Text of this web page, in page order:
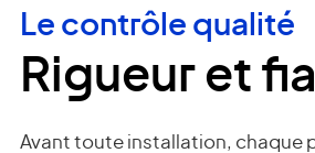
Le contrôle qualité
Rigueur et
Avant toute installation, chaque